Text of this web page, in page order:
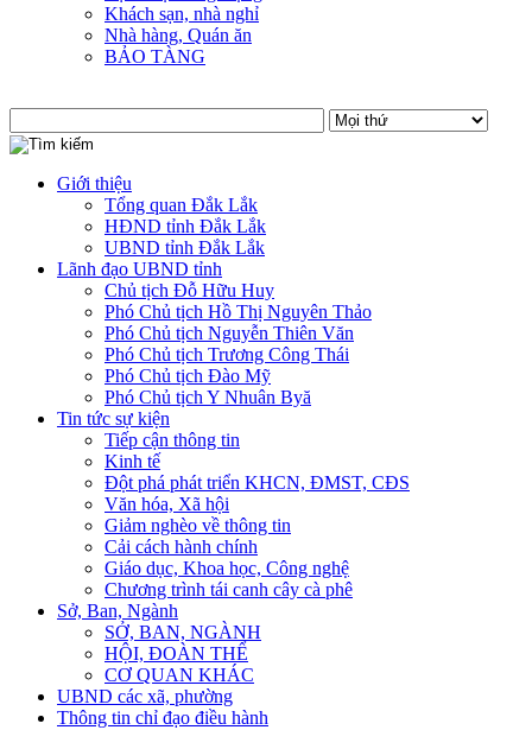
Khách sạn, nhà nghỉ
Nhà hàng, Quán ăn
BẢO TÀNG
Giới thiệu
Tổng quan Đắk Lắk
HĐND tỉnh Đắk Lắk
UBND tỉnh Đắk Lắk
Lãnh đạo UBND tỉnh
Chủ tịch Đỗ Hữu Huy
Phó Chủ tịch Hồ Thị Nguyên Thảo
Phó Chủ tịch Nguyễn Thiên Văn
Phó Chủ tịch Trương Công Thái
Phó Chủ tịch Đào Mỹ
Phó Chủ tịch Y Nhuân Byă
Tin tức sự kiện
Tiếp cận thông tin
Kinh tế
Đột phá phát triển KHCN, ĐMST, CĐS
Văn hóa, Xã hội
Giảm nghèo về thông tin
Cải cách hành chính
Giáo dục, Khoa học, Công nghệ
Chương trình tái canh cây cà phê
Sở, Ban, Ngành
SỞ, BAN, NGÀNH
HỘI, ĐOÀN THỂ
CƠ QUAN KHÁC
UBND các xã, phường
Thông tin chỉ đạo điều hành